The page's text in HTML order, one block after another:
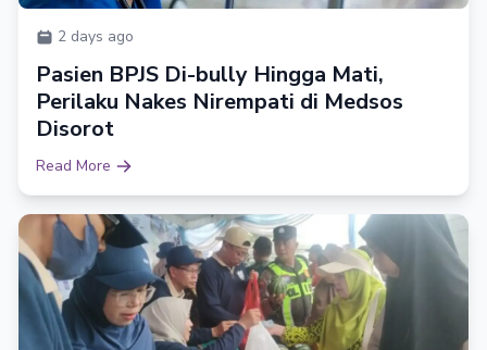
2 days ago
Pasien BPJS Di-bully Hingga Mati,
Perilaku Nakes Nirempati di Medsos
Disorot
Read More